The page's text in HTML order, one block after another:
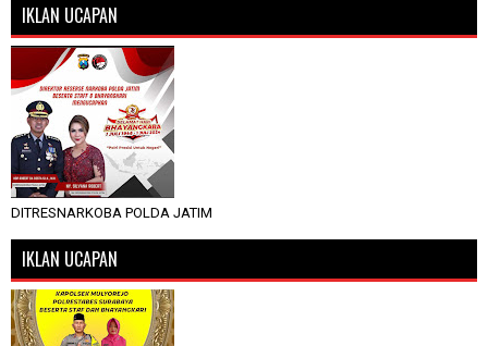
IKLAN UCAPAN
DITRESNARKOBA POLDA JATIM
IKLAN UCAPAN